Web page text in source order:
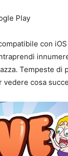
Play
con
Tempeste di
cosa